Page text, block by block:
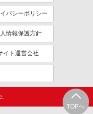
TOPへ
バシーポリシー
情報保護方針
イト運営会社